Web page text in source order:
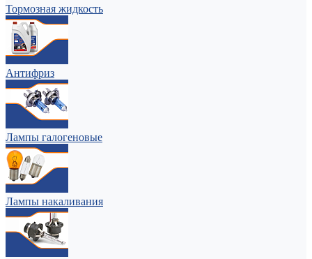
Тормозная жидкость
Антифриз
Лампы галогеновые
Лампы накаливания